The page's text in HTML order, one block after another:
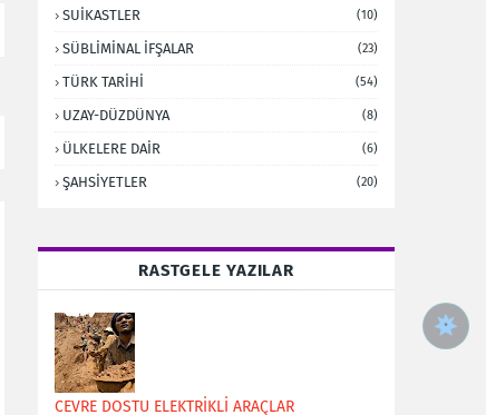
SUİKASTLER (10)
SÜBLİMİNAL İFŞALAR (23)
TÜRK TARİHİ (54)
UZAY-DÜZDÜNYA (8)
ÜLKELERE DAİR (6)
ŞAHSİYETLER (20)
RASTGELE YAZILAR
CEVRE DOSTU ELEKTRİKLİ ARAÇLAR